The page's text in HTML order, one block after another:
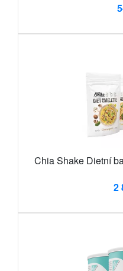
Chia Shake Dietní
2